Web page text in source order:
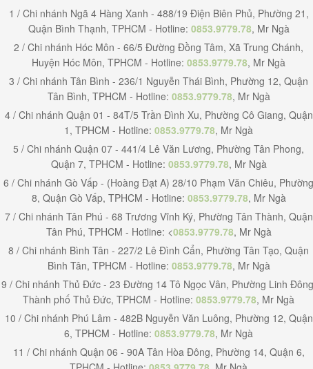
1 / Chi nhánh Ngã 4 Hàng Xanh - 488/19 Điện Biên Phủ, Phường 21,
Quận Bình Thạnh, TPHCM - Hotline: 0853.9779.78, Mr Ngà
2 / Chi nhánh Hóc Môn - 66/5 Đường Đồng Tâm, Xã Trung Chánh,
Huyện Hóc Môn, TPHCM - Hotline: 0853.9779.78, Mr Ngà
3 / Chi nhánh Tân Bình - 236/1 Nguyễn Thái Bình, Phường 12, Quận
Tân Bình, TPHCM - Hotline: 0853.9779.78, Mr Ngà
4 / Chi nhánh Quận 01 - 84T/5 Trần Đình Xu, Phường Cô Giang, Quận
1, TPHCM - Hotline: 0853.9779.78, Mr Ngà
5 / Chi nhánh Quận 07 - 441/4 Lê Văn Lương, Phường Tân Phong,
Quận 7, TPHCM - Hotline: 0853.9779.78, Mr Ngà
6 / Chi nhánh Gò Vấp - (Hoàng Đạt A) 28/10 Phạm Văn Chiêu, Phường
8, Quận Gò Vấp, TPHCM - Hotline: 0853.9779.78, Mr Ngà
7 / Chi nhánh Tân Phú - 68 Trương Vĩnh Ký, Phường Tân Thành, Quận
Tân Phú, TPHCM - Hotline: <0853.9779.78, Mr Ngà
8 / Chi nhánh Bình Tân - 227/2 Lê Đình Cẩn, Phường Tân Tạo, Quận
Bình Tân, TPHCM - Hotline: 0853.9779.78, Mr Ngà
9 / Chi nhánh Thủ Đức - 23 Đường 14 Tô Ngọc Vân, Phường Linh
Thành phố Thủ Đức, TPHCM - Hotline: 0853.9779.78, Mr Ngà
10 / Chi nhánh Phú Lâm - 482B Nguyễn Văn Luông, Phường 12, Quận
6, TPHCM - Hotline: 0853.9779.78, Mr Ngà
11 / Chi nhánh Quận 06 - 90A Tân Hòa Đông, Phường 14, Quận 6,